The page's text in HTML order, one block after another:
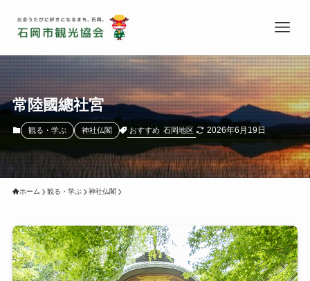
常陸國總社宮
観る・学ぶ 神社仏閣 おすすめ 石岡地区 2026年6月19日
ホーム 観る・学ぶ 神社仏閣